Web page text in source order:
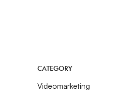
CATEGORY
Videomarketing